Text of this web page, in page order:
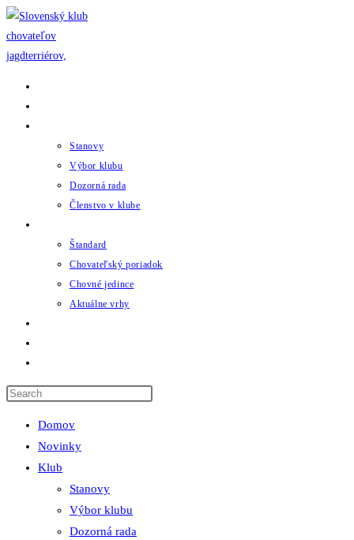
Skip
to
content
Stanovy
Výbor klubu
Dozorná rada
Členstvo v klube
Štandard
Chovateľský poriadok
Chovné jedince
Aktuálne vrhy
search
Domov
Novinky
Klub
Stanovy
Výbor klubu
Dozorná rada